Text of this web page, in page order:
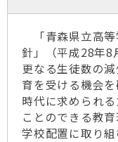
「青森県立高等
針」（平成28年8
更なる生徒数の
育を受ける機会
時代に求められ
ことのできる教
学校配置に取り組